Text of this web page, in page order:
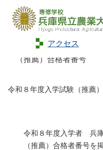
アクセス
Home> お知らせ>
（推薦）合格者番号
令和８年度入学試験（推薦
令和８年度入学者 兵
（推薦）合格者番号を